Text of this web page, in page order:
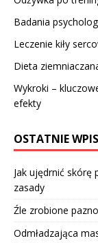
Badania
Leczenie kiły
Dieta
Wykroki –
efekty
OSTATNIE
Jak ujędrnić skórę
zasady
Źle zrobione
Odmładzająca